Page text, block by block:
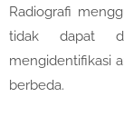
Radiografi
tidak dapat
mengidentifikasi
berbeda.